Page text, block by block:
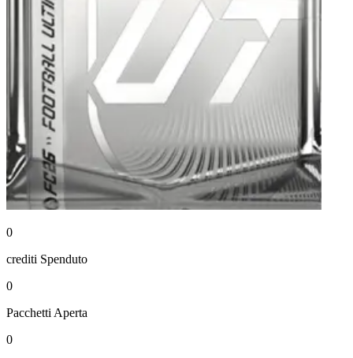
0
crediti Spenduto
0
Pacchetti Aperta
0